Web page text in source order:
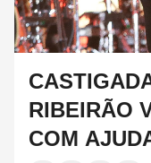
RIBEIRÃO
COM